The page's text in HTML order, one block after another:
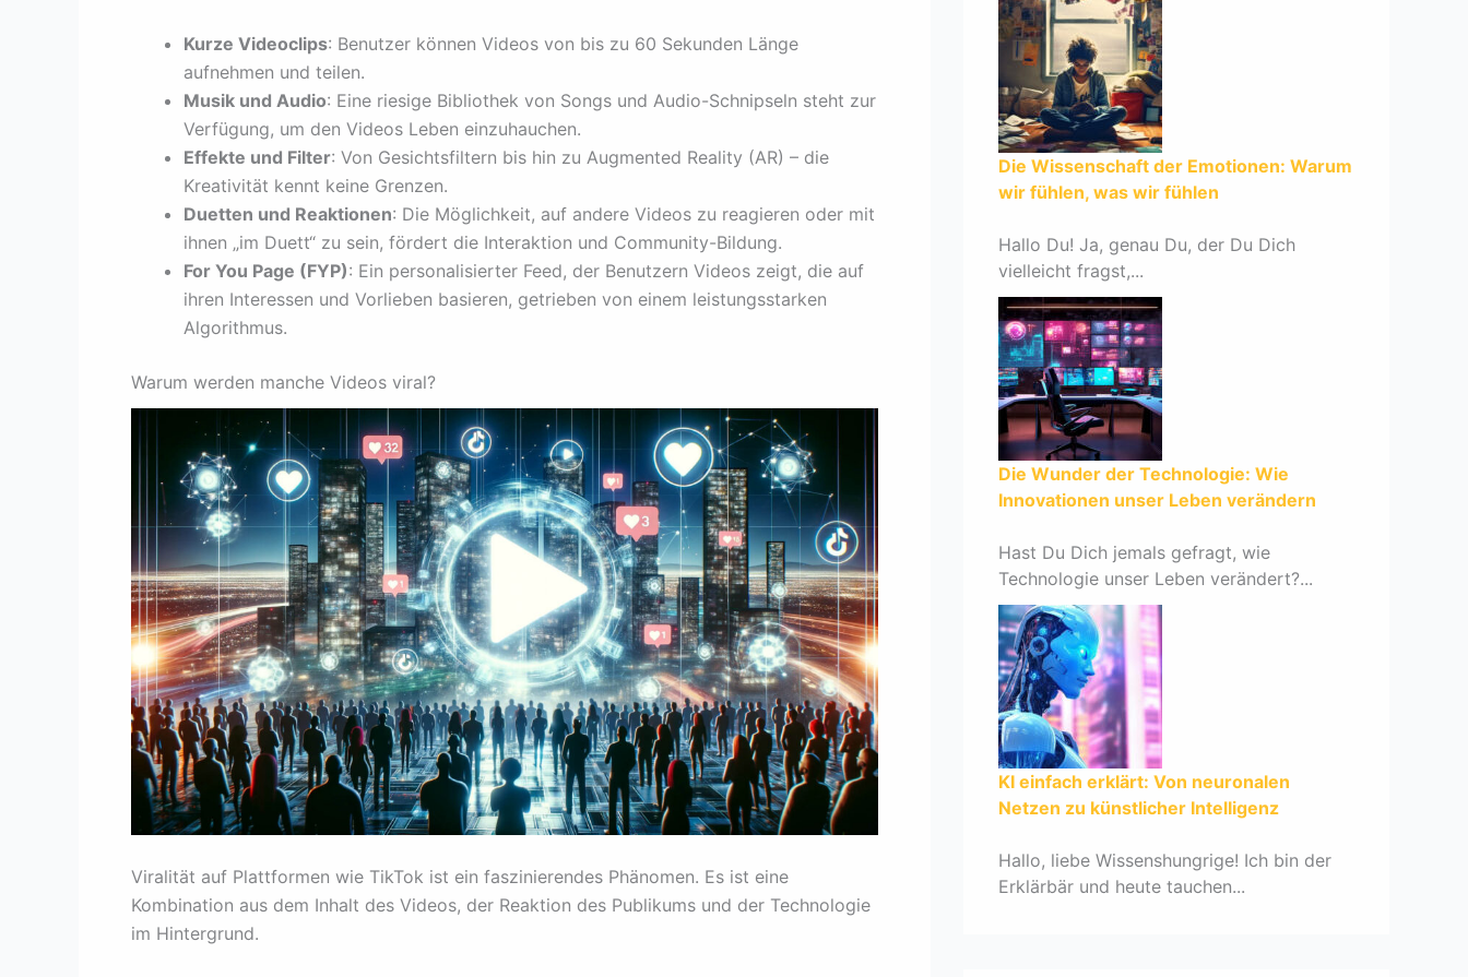
Kurze Videoclips: Benutzer können Videos von bis zu 60 Sekunden Länge
aufnehmen und teilen.
Musik und Audio: Eine riesige Bibliothek von Songs und Audio-Schnipseln steht zur
Verfügung, um den Videos Leben einzuhauchen.
Effekte und Filter: Von Gesichtsfiltern bis hin zu Augmented Reality (AR) – die
Kreativität kennt keine Grenzen.
Duetten und Reaktionen: Die Möglichkeit, auf andere Videos zu reagieren oder mit
ihnen „im Duett“ zu sein, fördert die Interaktion und Community-Bildung.
For You Page (FYP): Ein personalisierter Feed, der Benutzern Videos zeigt, die auf
ihren Interessen und Vorlieben basieren, getrieben von einem leistungsstarken
Algorithmus.
Warum werden manche Videos viral?
Viralität auf Plattformen wie TikTok ist ein faszinierendes Phänomen. Es ist eine
Kombination aus dem Inhalt des Videos, der Reaktion des Publikums und der Technologie
im Hintergrund.
Die Wissenschaft der Emotionen: Warum
wir fühlen, was wir fühlen
Hallo Du! Ja, genau Du, der Du Dich
vielleicht fragst,...
Die Wunder der Technologie: Wie
Innovationen unser Leben verändern
Hast Du Dich jemals gefragt, wie
Technologie unser Leben verändert?...
KI einfach erklärt: Von neuronalen
Netzen zu künstlicher Intelligenz
Hallo, liebe Wissenshungrige! Ich bin der
Erklärbär und heute tauchen...